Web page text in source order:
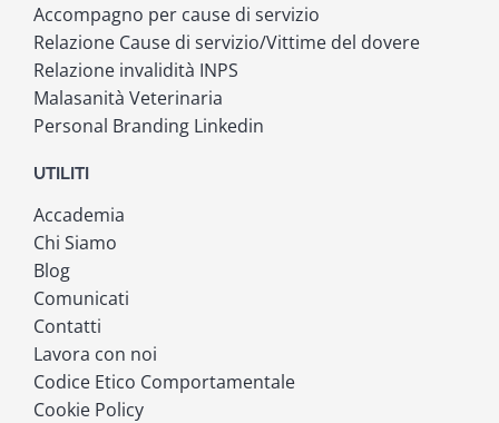
Accompagno per cause di servizio
Relazione Cause di servizio/Vittime del dovere
Relazione invalidità INPS
Malasanità Veterinaria
Personal Branding Linkedin
UTILITI
Accademia
Chi Siamo
Blog
Comunicati
Contatti
Lavora con noi
Codice Etico Comportamentale
Cookie Policy